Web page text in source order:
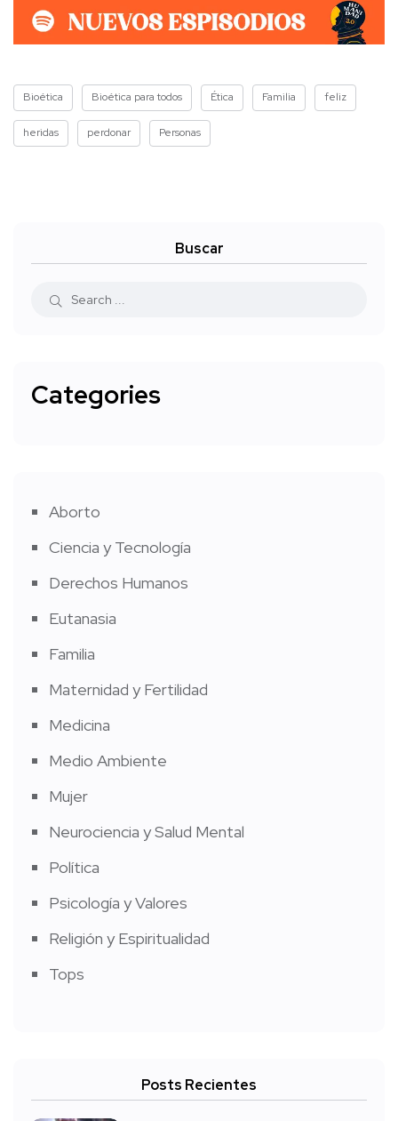
Bioética Bioética para todos Ética Familia feliz
heridas perdonar Personas
Buscar
Categories
Aborto
Ciencia y Tecnología
Derechos Humanos
Eutanasia
Familia
Maternidad y Fertilidad
Medicina
Medio Ambiente
Mujer
Neurociencia y Salud Mental
Política
Psicología y Valores
Religión y Espiritualidad
Tops
Posts Recientes